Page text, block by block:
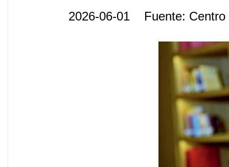
2026-06-01 Fuente: